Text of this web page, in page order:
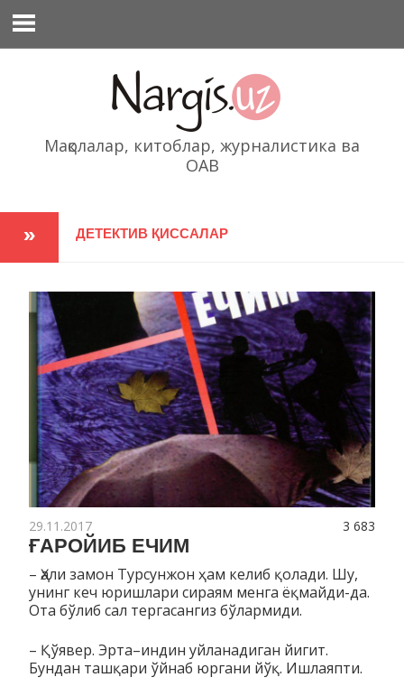
содержимому
Мақолалар, китоблар, журналистика ва
ОАВ
ДЕТЕКТИВ ҚИССАЛАР
3 683
29.11.2017
ҒАРОЙИБ ЕЧИМ
– Ҳали замон Турсунжон ҳам келиб қолади. Шу,
унинг кеч юриш­лари сираям менга ёқмайди-да.
Ота бўлиб сал терга­сан­­гиз бўлармиди.
– Қўявер. Эрта–индин уйланадиган йигит.
Бундан ташқари ўйнаб юргани йўқ. Ишлаяпти.